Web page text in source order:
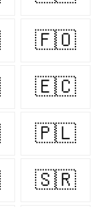
🇫🇴
🇪🇨
🇵🇱
🇸🇷